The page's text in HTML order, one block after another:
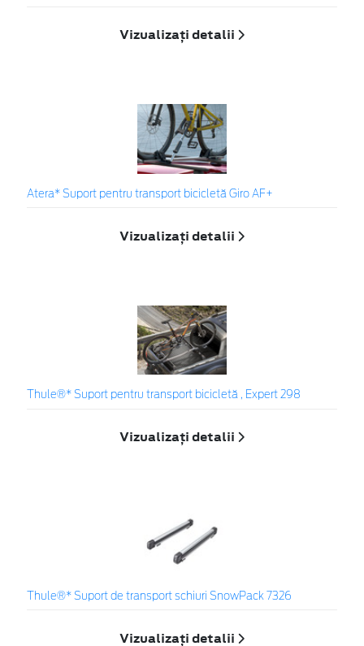
Vizualizați detalii
Atera* Suport pentru transport bicicletă Giro AF+
Vizualizați detalii
Thule®* Suport pentru transport bicicletă , Expert 298
Vizualizați detalii
Thule®* Suport de transport schiuri SnowPack 7326
Vizualizați detalii